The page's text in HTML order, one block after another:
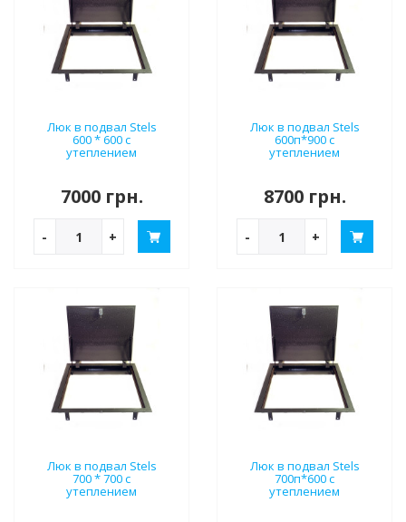
Люк в подвал Stels
600 * 600 с
утеплением
7000 грн.
- +
Люк в подвал Stels
600п*900 с
утеплением
8700 грн.
- +
Люк в подвал Stels
700 * 700 с
утеплением
Люк в подвал Stels
700п*600 с
утеплением